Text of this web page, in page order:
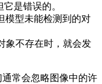
是错误的。
模型未能检测到的对
象不存在时，就会发
常会忽略图像中的许